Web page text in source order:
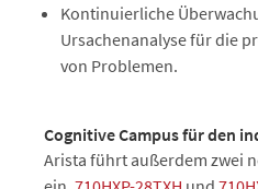
Kontinuierliche
Ursachenanalyse für die
von Problemen.
Cognitive Campus für den
Arista führt außerdem zwei